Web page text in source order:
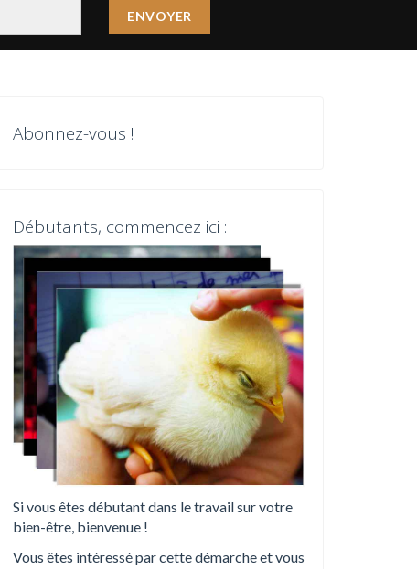
Abonnez-vous !
Débutants, commencez ici :
Si vous êtes débutant dans le travail sur votre
bien-être, bienvenue !
Vous êtes intéressé par cette démarche et vous